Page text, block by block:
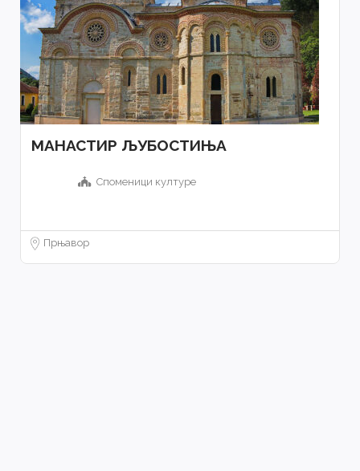
МАНАСТИР ЉУБОСТИЊА
Споменици културе
Прњавор